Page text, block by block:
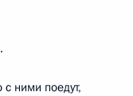
ними поедут,